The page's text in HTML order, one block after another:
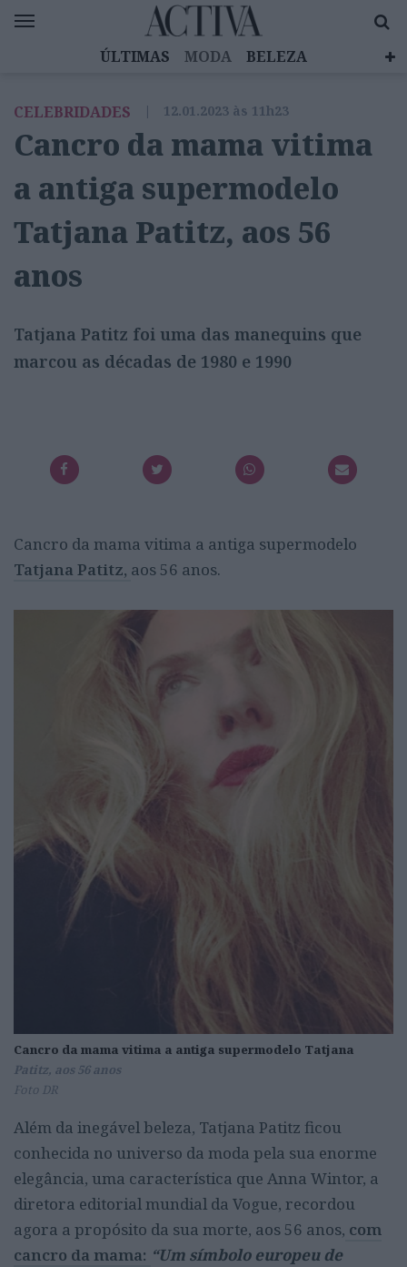
ÚLTIMAS MODA
BELEZA
EMOÇÕES
MULHERES INSPIRADORAS
DIZ QUEM SABE
ACTIVA BRAND STUDIO
CELEBRIDADES | 12.01.2023 às 11h23
Cancro da mama vitima
a antiga supermodelo
Tatjana Patitz, aos 56
anos
Tatjana Patitz foi uma das manequins que
marcou as décadas de 1980 e 1990
Cancro da mama vitima a antiga supermodelo
Tatjana Patitz, aos 56 anos.
Cancro da mama vitima a antiga supermodelo Tatjana
Patitz, aos 56 anos
Foto DR
Além da inegável beleza, Tatjana Patitz ficou
conhecida no universo da moda pela sua enorme
elegância, uma característica que Anna Wintor, a
diretora editorial mundial da Vogue, recordou
agora a propósito da sua morte, aos 56 anos, com
cancro da mama: “Um símbolo europeu de